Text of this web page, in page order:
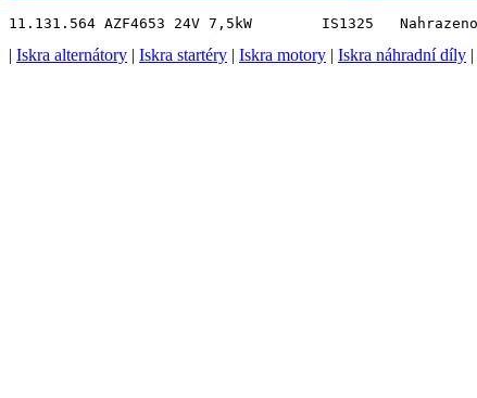
| Iskra alternátory | Iskra startéry | Iskra motory | Iskra náhradní díly |